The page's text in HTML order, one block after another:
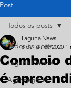
Post
Todos os posts
Laguna Carapã
Agronegócio
Todos os posts
Comboio
é
Laguna News
6 de jul. de 2020 1